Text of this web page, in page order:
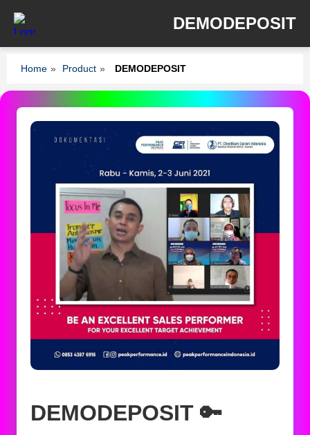
DEMODEPOSIT
Home » Product » DEMODEPOSIT
DEMODEPOSIT 🔑